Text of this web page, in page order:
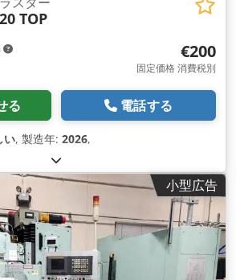
TOP
€200
固定価格 消費税別
る 電話する
い, 製造年: 2026,
小型広告